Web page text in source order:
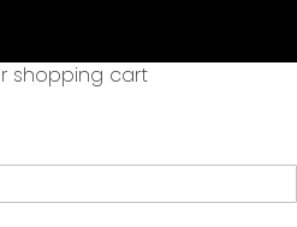
shopping cart